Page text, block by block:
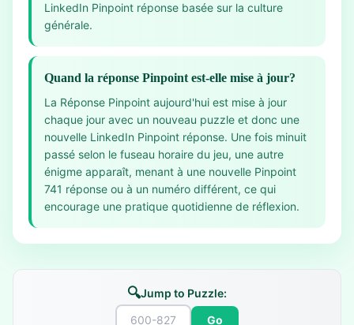
LinkedIn Pinpoint réponse basée sur la culture
générale.
Quand la réponse Pinpoint est-elle mise à jour?
La Réponse Pinpoint aujourd'hui est mise à jour
chaque jour avec un nouveau puzzle et donc une
nouvelle LinkedIn Pinpoint réponse. Une fois minuit
passé selon le fuseau horaire du jeu, une autre
énigme apparaît, menant à une nouvelle Pinpoint
741 réponse ou à un numéro différent, ce qui
encourage une pratique quotidienne de réflexion.
🔍Jump to Puzzle:
Go